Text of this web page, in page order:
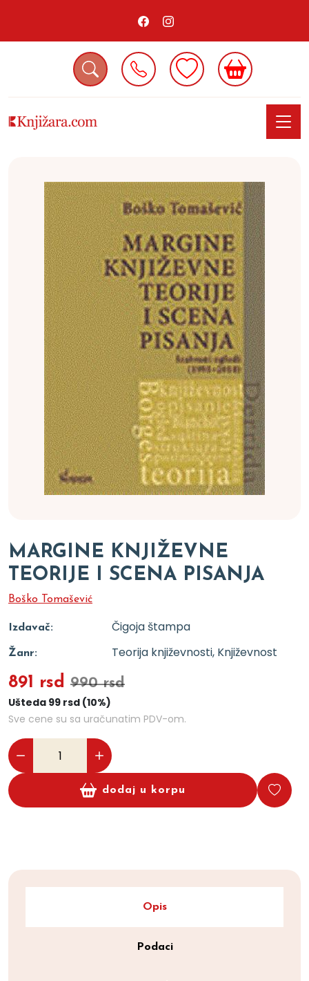
MARGINE KNJIŽEVNE
TEORIJE I SCENA PISANJA
Boško Tomašević
Izdavač: Čigoja štampa
Žanr: Teorija književnosti, Književnost
891 rsd 990 rsd
Ušteda 99 rsd (10%)
Sve cene su sa uračunatim PDV-om.
dodaj u korpu
Opis
Podaci